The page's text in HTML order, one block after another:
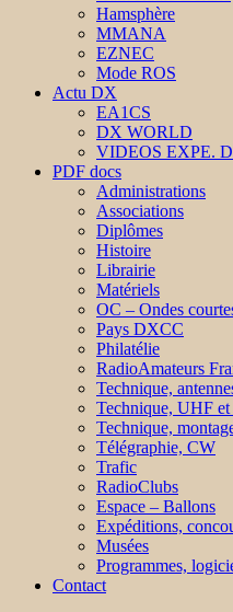
Hamsphère
MMANA
EZNEC
Mode ROS
Actu DX
EA1CS
DX WORLD
VIDEOS EXPE.
PDF docs
Administrations
Associations
Diplômes
Histoire
Librairie
Matériels
OC – Ondes
Pays DXCC
Philatélie
RadioAmateurs
Technique,
Technique, UHF et
Technique,
Télégraphie, CW
Trafic
RadioClubs
Espace – Ballons
Expéditions,
Musées
Programmes,
Contact